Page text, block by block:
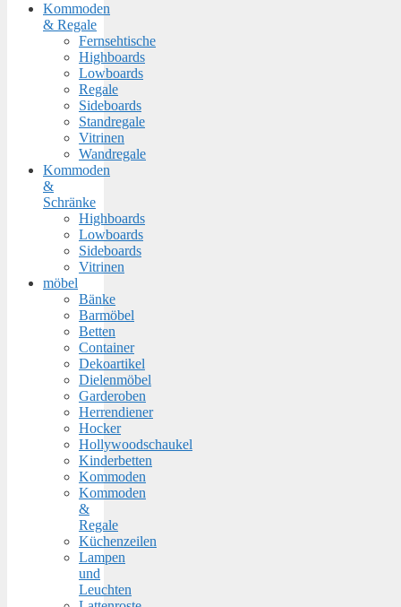
Kommoden
& Regale
Fernsehtische
Highboards
Lowboards
Regale
Sideboards
Standregale
Vitrinen
Wandregale
Kommoden
&
Schränke
Highboards
Lowboards
Sideboards
Vitrinen
möbel
Bänke
Barmöbel
Betten
Container
Dekoartikel
Dielenmöbel
Garderoben
Herrendiener
Hocker
Hollywoodschaukel
Kinderbetten
Kommoden
Kommoden
&
Regale
Küchenzeilen
Lampen
und
Leuchten